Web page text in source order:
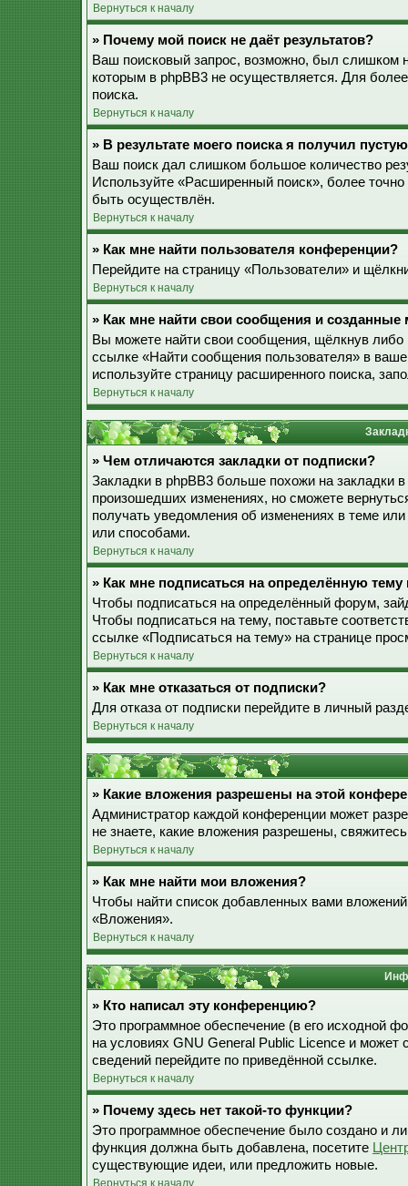
Вернуться к началу
» Почему мой поиск не даёт результатов?
Ваш поисковый запрос, возможно, был слишком
которым в phpBB3 не осуществляется. Для
поиска.
Вернуться к началу
» В результате моего поиска я получил
Ваш поиск дал слишком большое количество
Используйте «Расширенный поиск», более
быть осуществлён.
Вернуться к началу
» Как мне найти пользователя конференции?
Перейдите на страницу «Пользователи» и
Вернуться к началу
» Как мне найти свои сообщения и
Вы можете найти свои сообщения, щёлкнув
ссылке «Найти сообщения пользователя» в
используйте страницу расширенного поиска,
Вернуться к началу
» Чем отличаются закладки от подписки?
Закладки в phpBB3 больше похожи на
произошедших изменениях, но сможете
получать уведомления об изменениях в теме
или способами.
Вернуться к началу
» Как мне подписаться на определённую
Чтобы подписаться на определённый форум,
Чтобы подписаться на тему, поставьте
ссылке «Подписаться на тему» на странице
Вернуться к началу
» Как мне отказаться от подписки?
Для отказа от подписки перейдите в личный
Вернуться к началу
» Какие вложения разрешены на этой
Администратор каждой конференции может
не знаете, какие вложения разрешены,
Вернуться к началу
» Как мне найти мои вложения?
Чтобы найти список добавленных вами
«Вложения».
Вернуться к началу
» Кто написал эту конференцию?
Это программное обеспечение (в его исходной
на условиях GNU General Public Licence и
сведений перейдите по приведённой ссылке.
Вернуться к началу
» Почему здесь нет такой-то функции?
Это программное обеспечение было создано и
функция должна быть добавлена, посетите
существующие идеи, или предложить новые.
Вернуться к началу